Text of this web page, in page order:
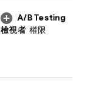
A/B Testing
檢視者權限